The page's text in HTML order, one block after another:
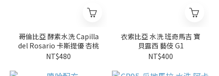
哥倫比亞 酵素水洗 Capilla
del Rosario 卡斯提優 杏桃
NT$480
衣索比亞 水洗 班奇馬吉 寶
貝露西 藝伎 G1
NT$400